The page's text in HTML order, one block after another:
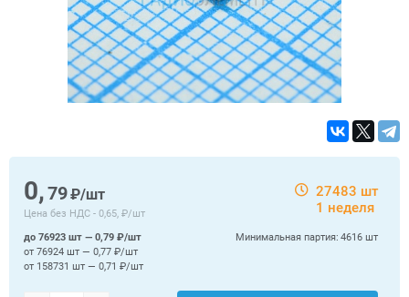
0,79₽/шт
Цена без НДС - 0,65, ₽/шт
27483 шт
1 неделя
Минимальная партия: 4616 шт
до 76923 шт — 0,79 ₽/шт
от 76924 шт — 0,77 ₽/шт
от 158731 шт — 0,71 ₽/шт